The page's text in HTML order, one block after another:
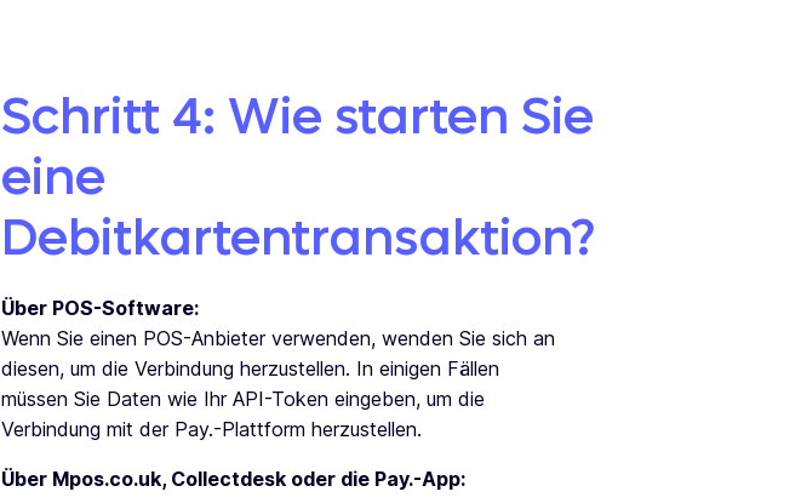
Schritt 4: Wie starten Sie
eine
Debitkartentransaktion?
Über POS-Software:
Wenn Sie einen POS-Anbieter verwenden, wenden Sie sich an
diesen, um die Verbindung herzustellen. In einigen Fällen
müssen Sie Daten wie Ihr API-Token eingeben, um die
Verbindung mit der Pay.-Plattform herzustellen.
Über Mpos.co.uk, Collectdesk oder die Pay.-App: